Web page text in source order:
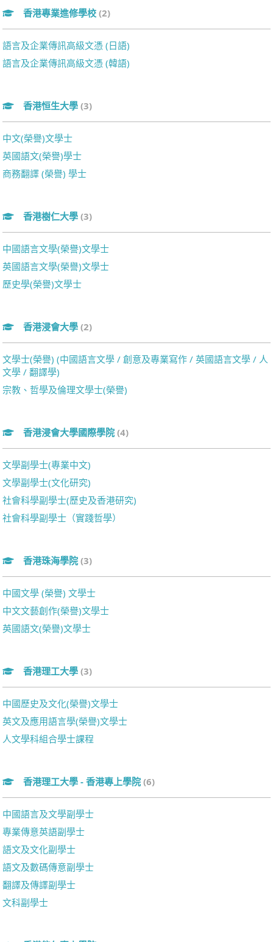
香港專業進修學校 (2)
語言及企業傳訊高級文憑 (日語)
語言及企業傳訊高級文憑 (韓語)
香港恒生大學 (3)
中文(榮譽)文學士
英國語文(榮譽)學士
商務翻譯 (榮譽) 學士
香港樹仁大學 (3)
中國語言文學(榮譽)文學士
英國語言文學(榮譽)文學士
歷史學(榮譽)文學士
香港浸會大學 (2)
文學士(榮譽) (中國語言文學 / 創意及專業寫作 / 英國語言文學 / 人
文學 / 翻譯學)
宗教、哲學及倫理文學士(榮譽)
香港浸會大學國際學院 (4)
文學副學士(專業中文)
文學副學士(文化研究)
社會科學副學士(歷史及香港研究)
社會科學副學士（實踐哲學）
香港珠海學院 (3)
中國文學 (榮譽) 文學士
中文文藝創作(榮譽)文學士
英國語文(榮譽)文學士
香港理工大學 (3)
中國歷史及文化(榮譽)文學士
英文及應用語言學(榮譽)文學士
人文學科組合學士課程
香港理工大學 - 香港專上學院 (6)
中國語言及文學副學士
專業傳意英語副學士
語文及文化副學士
語文及數碼傳意副學士
翻譯及傳譯副學士
文科副學士